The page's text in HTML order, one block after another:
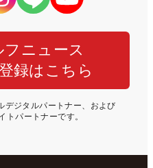
ニュース
録はこちら
デジタルパートナー、および
トパートナーです。